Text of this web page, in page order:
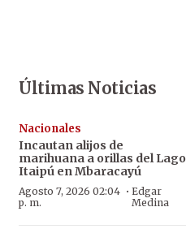
Últimas Noticias
Nacionales
Incautan alijos de
marihuana a orillas del Lago
Itaipú en Mbaracayú
Agosto 7, 2026 02:04
p. m.
· Edgar
Medina